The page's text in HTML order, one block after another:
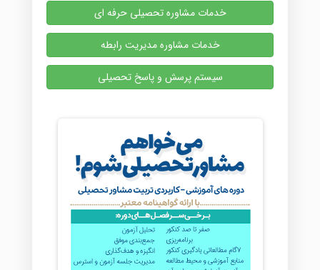
خدمات مشاوره تحصیلی حرفه ای
خدمات مشاوره مدیریت رابطه
سیستم پرسش و پاسخ تحصیلی